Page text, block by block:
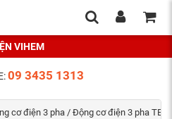
VIHEM
09 3435 1313
cơ điện 3 pha / Động cơ điện 3 pha